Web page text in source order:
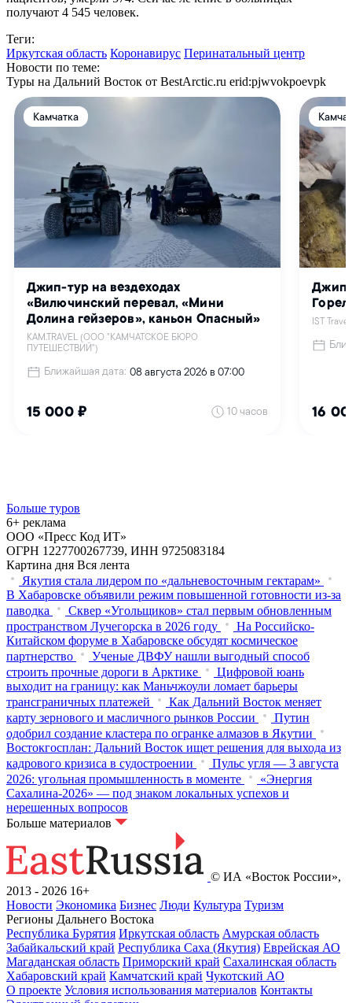
получают 4 545 человек.
Теги:
Иркутская область Коронавирус Перинатальный центр
Новости по теме:
Туры на Дальний Восток от BestArctic.ru erid:pjwvokpoevpk
Больше туров
6+ реклама
ООО «Пресс Код ИТ»
ОГРН 1227700267739, ИНН 9725083184
Картина дня Вся лента
Якутия стала лидером по «дальневосточным гектарам»
В Хабаровске объявили режим повышенной готовности из‑за
паводка
Сквер «Угольщиков» стал первым обновленным
пространством Лучегорска в 2026 году
На Российско-
Китайском форуме в Хабаровске обсудят космическое
партнерство
Ученые ДВФУ нашли выгодный способ
строить прочные дороги в Арктике
Цифровой юань
выходит на границу: как Маньчжоули ломает барьеры
трансграничных платежей
Как Дальний Восток меняет
карту зернового и масличного рынков России
Путин
одобрил создание кластера по огранке алмазов в Якутии
Востокгосплан: Дальний Восток ищет решения для выхода из
кадрового кризиса в судостроении
Пульс угля — 3 августа
2026: угольная промышленность в моменте
«Энергия
Сахалина-2026» — под знаком локальных успехов и
нерешенных вопросов
Больше материалов
© ИА «Восток России»,
2013 - 2026 16+
Новости Экономика Бизнес Люди Культура Туризм
Регионы Дальнего Востока
Республика Бурятия Иркутская область Амурская область
Забайкальский край Республика Саха (Якутия) Еврейская АО
Магаданская область Приморский край Сахалинская область
Хабаровский край Камчатский край Чукотский АО
О проекте Условия использования материалов Контакты